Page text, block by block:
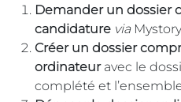
Demander un dossier
candidature via
Créer un dossier
ordinateuravec le
complété et